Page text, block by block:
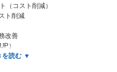
（コスト削減）
ト削減
改善
）